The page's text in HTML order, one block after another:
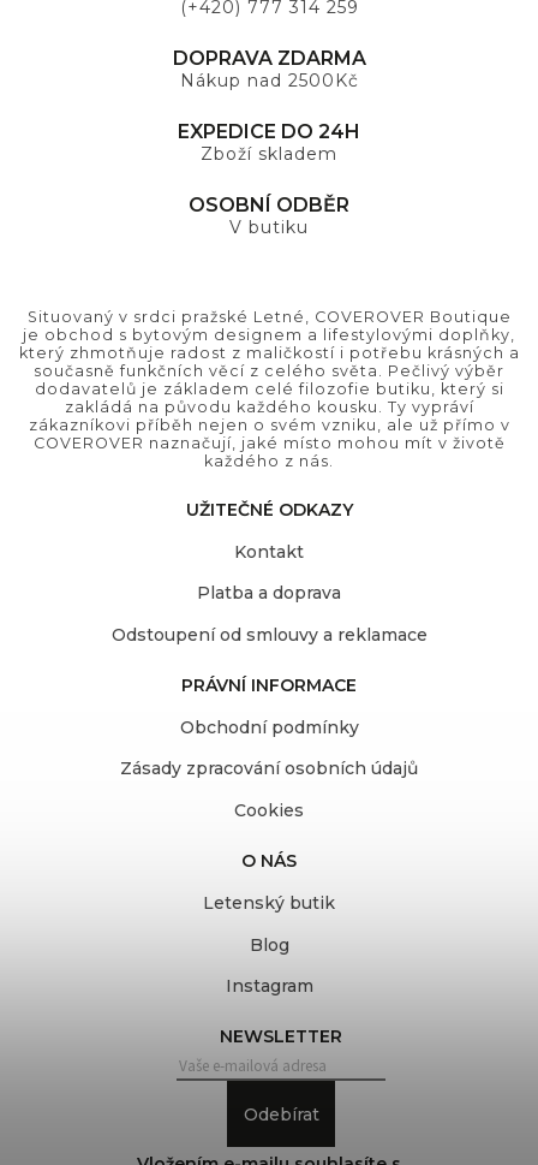
(+420) 777 314 259
DOPRAVA ZDARMA
Nákup nad 2500Kč
EXPEDICE DO 24H
Zboží skladem
OSOBNÍ ODBĚR
V butiku
Situovaný v srdci pražské Letné, COVEROVER Boutique
je obchod s bytovým designem a lifestylovými doplňky,
který zhmotňuje radost z maličkostí i potřebu krásných a
současně funkčních věcí z celého světa. Pečlivý výběr
dodavatelů je základem celé filozofie butiku, který si
zakládá na původu každého kousku. Ty vypráví
zákazníkovi příběh nejen o svém vzniku, ale už přímo v
COVEROVER naznačují, jaké místo mohou mít v životě
každého z nás.
UŽITEČNÉ ODKAZY
Kontakt
Platba a doprava
Odstoupení od smlouvy a reklamace
PRÁVNÍ INFORMACE
Obchodní podmínky
Zásady zpracování osobních údajů
Cookies
O NÁS
Letenský butik
Blog
Instagram
NEWSLETTER
Odebírat